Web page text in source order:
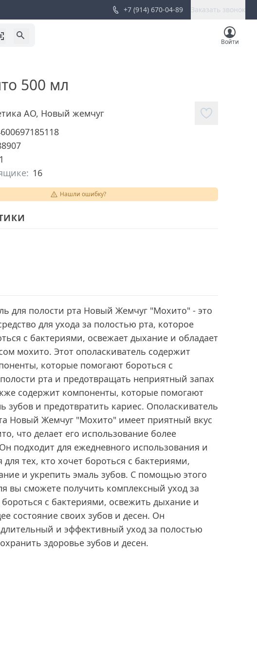
+7 (914) 670-04-89 Заказать звонок
Войти
500 мл
АО, Новый жемчуг
16
Нашли ошибку?
для полости рта Новый Жемчуг "Мохито" - это
для ухода за полостью рта, которое
с бактериями, освежает дыхание и обладает
мохито. Этот ополаскиватель содержит
которые помогают бороться с
рта и предотвращать неприятный запах
содержит компоненты, которые помогают
зубов и предотвратить кариес. Ополаскиватель
Новый Жемчуг "Мохито" имеет приятный вкус
что делает его использование более
подходит для ежедневного использования и
для тех, кто хочет бороться с бактериями,
и укрепить эмаль зубов. С помощью этого
вы сможете получить комплексный уход за
с бактериями, освежить дыхание и
состояние своих зубов и десен. Он
и эффективный уход за полостью
здоровье зубов и десен.